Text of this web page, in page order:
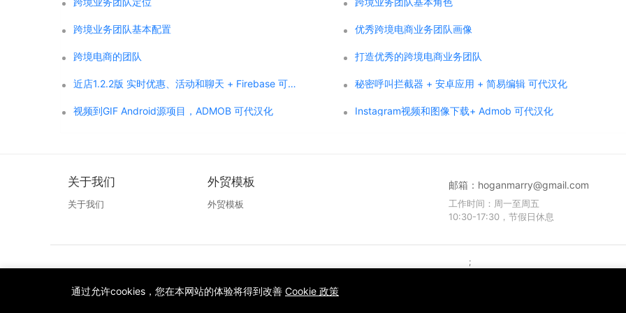
跨境业务团队基本配置 优秀跨境电商业务团队画像
跨境电商的团队 打造优秀的跨境电商业务团队
近店1.2.2版 实时优惠、活动和聊天 + Firebase 可代汉化 秘密呼叫拦截器 + 安卓应用 + 简易编辑 可代汉化
视频到GIF Android源项目，ADMOB 可代汉化 Instagram视频和图像下载+ Admob 可代汉化
关于我们
关于我们
外贸模板
外贸模板
邮箱： hoganmarry@gmail.com
工作时间：周一至周五
10:30-17:30，节假日休息
;
通过允许cookies，您在本网站的体验将得到改善 Cookie 政策